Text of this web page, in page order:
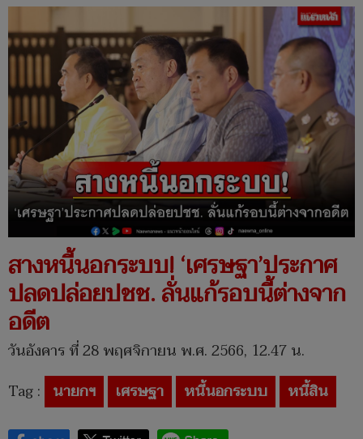
สางหนี้นอกระบบ! ‘เศรษฐา’ประกาศ
ปลดปล่อยปชช. ลั่นแก้รอบนี้ต่างจาก
อดีต
วันอังคาร ที่ 28 พฤศจิกายน พ.ศ. 2566, 12.47 น.
Tag : นายกฯ เศรษฐา หนี้นอกระบบ หนี้สิน